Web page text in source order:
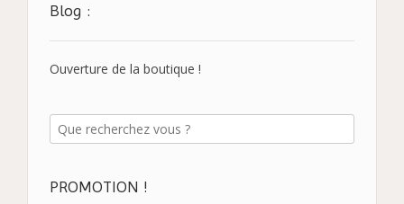
Blog :
Ouverture de la boutique !
PROMOTION !